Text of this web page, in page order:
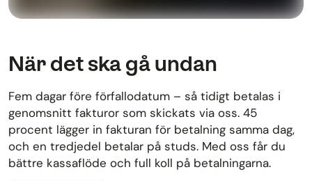
När det ska gå undan
Fem dagar före förfallodatum – så tidigt betalas i
genomsnitt fakturor som skickats via oss. 45
procent lägger in fakturan för betalning samma dag,
och en tredjedel betalar på studs. Med oss får du
bättre kassaflöde och full koll på betalningarna.